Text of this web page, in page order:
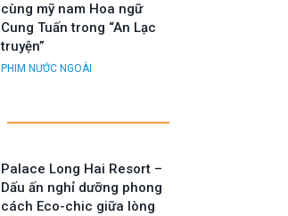
cùng mỹ nam Hoa ngữ
Cung Tuấn trong “An Lạc
truyện”
PHIM NƯỚC NGOÀI
Palace Long Hai Resort –
Dấu ấn nghỉ dưỡng phong
cách Eco-chic giữa lòng